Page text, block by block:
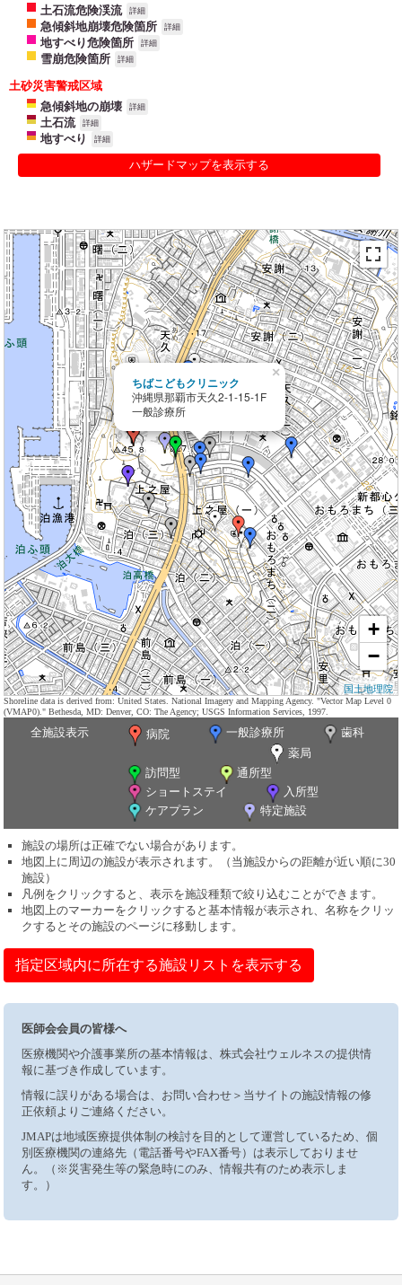
土石流危険渓流
詳細
急傾斜地崩壊危険箇所 詳細
地すべり危険箇所 詳細
雪崩危険箇所 詳細
土砂災害警戒区域
急傾斜地の崩壊
詳細
土石流 詳細
地すべり 詳細
ハザードマップを表示する
ちばこどもクリニック
沖縄県那覇市天久2-1-15-1F
一般診療所
×
+
−
国土地理院
Shoreline data is derived from: United States. National Imagery and Mapping Agency. "Vector Map Level 0
(VMAP0)." Bethesda, MD: Denver, CO: The Agency; USGS Information Services, 1997.
全施設表示 病院 一般診療所
歯科
薬局
訪問型
通所型
ショートステイ
入所型
ケアプラン
特定施設
施設の場所は正確でない場合があります。
地図上に周辺の施設が表示されます。（当施設からの距離が近い順に30
施設）
凡例をクリックすると、表示を施設種類で絞り込むことができます。
地図上のマーカーをクリックすると基本情報が表示され、名称をクリッ
クするとその施設のページに移動します。
指定区域内に所在する施設リストを表示する
医師会会員の皆様へ
医療機関や介護事業所の基本情報は、株式会社ウェルネスの提供情
報に基づき作成しています。
情報に誤りがある場合は、お問い合わせ＞当サイトの施設情報の修
正依頼よりご連絡ください。
JMAPは地域医療提供体制の検討を目的として運営しているため、個
別医療機関の連絡先（電話番号やFAX番号）は表示しておりませ
ん。（※災害発生等の緊急時にのみ、情報共有のため表示しま
す。）